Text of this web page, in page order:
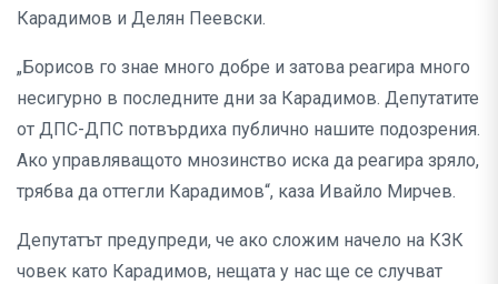
Карадимов и Делян Пеевски.
„Борисов го знае много добре и затова реагира много
несигурно в последните дни за Карадимов. Депутатите
от ДПС-ДПС потвърдиха публично нашите подозрения.
Ако управляващото мнозинство иска да реагира зряло,
трябва да оттегли Карадимов“, каза Ивайло Мирчев.
Депутатът предупреди, че ако сложим начело на КЗК
човек като Карадимов, нещата у нас ще се случват